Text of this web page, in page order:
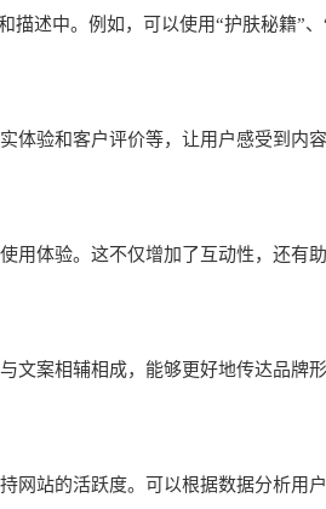
描述中。例如，可以使用“护肤秘籍”、
体验和客户评价等，让用户感受到内
用体验。这不仅增加了互动性，还有
文案相辅相成，能够更好地传达品牌
网站的活跃度。可以根据数据分析用